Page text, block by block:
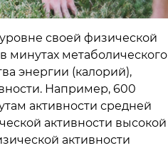
своей физической
минутах метаболического
энергии (калорий),
Например, 600
активности средней
активности высокой
активности